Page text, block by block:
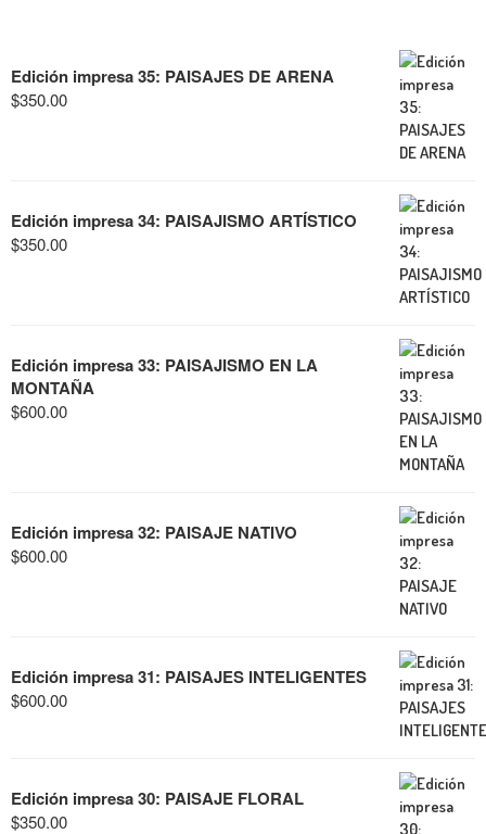
Edición impresa 35: PAISAJES DE ARENA
$350.00
Edición impresa 34: PAISAJISMO ARTÍSTICO
$350.00
Edición impresa 33: PAISAJISMO EN LA
MONTAÑA
$600.00
Edición impresa 32: PAISAJE NATIVO
$600.00
Edición impresa 31: PAISAJES INTELIGENTES
$600.00
Edición impresa 30: PAISAJE FLORAL
$350.00